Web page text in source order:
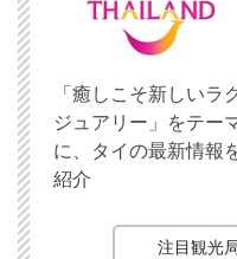
「癒しこそ新しいラ
ジュアリー」をテー
に、タイの最新情報
紹介
注目観光